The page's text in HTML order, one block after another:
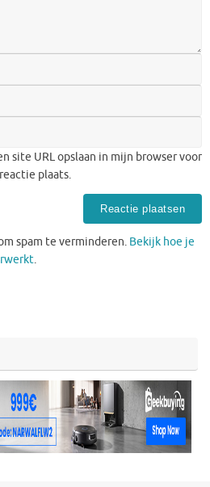
site URL opslaan in mijn browser voor
plaats.
spam te verminderen. Bekijk hoe je
.